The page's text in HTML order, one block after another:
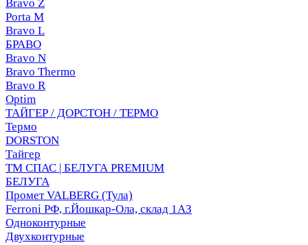
STYLE | Стайл
TECHNO | Техно
TOCCO | ТОККО
VILLA KANTRI | Вилла кантри
Bravo Z
Porta М
Bravo L
БРАВО
Bravo N
Bravo Thermo
Bravo R
Optim
ТАЙГЕР / ДОРСТОН / ТЕРМО
Термо
DORSTON
Тайгер
ТМ СПАС | БЕЛУГА PREMIUM
БЕЛУГА
Промет VALBERG (Тула)
Ferroni РФ, г.Йошкар-Ола, склад 1АЗ
Одноконтурные
Двухконтурные